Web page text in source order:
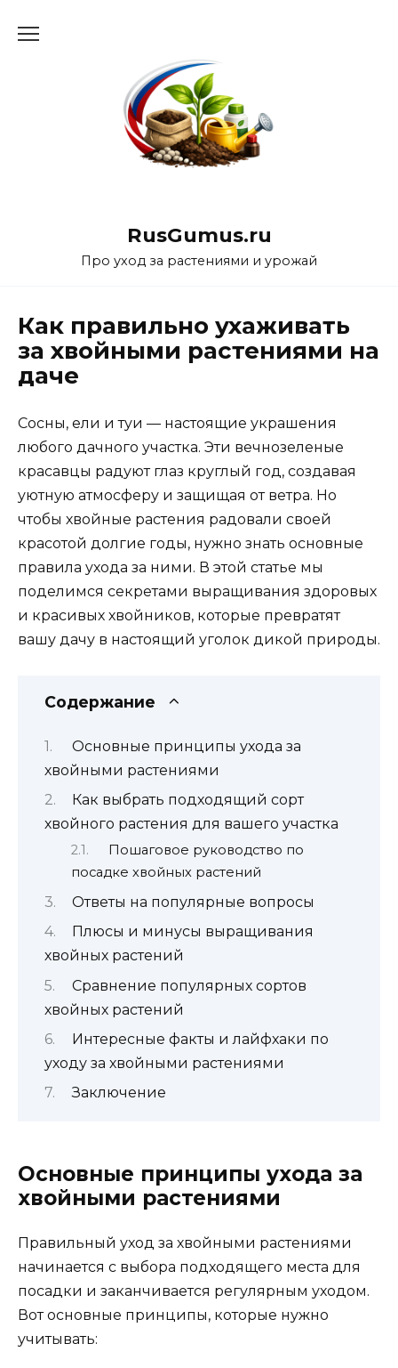
RusGumus.ru
Про уход за растениями и урожай
Как правильно ухаживать
за хвойными растениями на
даче
Сосны, ели и туи — настоящие украшения
любого дачного участка. Эти вечнозеленые
красавцы радуют глаз круглый год, создавая
уютную атмосферу и защищая от ветра. Но
чтобы хвойные растения радовали своей
красотой долгие годы, нужно знать основные
правила ухода за ними. В этой статье мы
поделимся секретами выращивания здоровых
и красивых хвойников, которые превратят
вашу дачу в настоящий уголок дикой природы.
Содержание
Основные принципы ухода за
хвойными растениями
Как выбрать подходящий сорт
хвойного растения для вашего участка
Пошаговое руководство по
посадке хвойных растений
Ответы на популярные вопросы
Плюсы и минусы выращивания
хвойных растений
Сравнение популярных сортов
хвойных растений
Интересные факты и лайфхаки по
уходу за хвойными растениями
Заключение
Основные принципы ухода за
хвойными растениями
Правильный уход за хвойными растениями
начинается с выбора подходящего места для
посадки и заканчивается регулярным уходом.
Вот основные принципы, которые нужно
учитывать: